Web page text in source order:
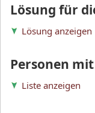
Lösung für
Lösung anzeigen
Personen
Liste anzeigen